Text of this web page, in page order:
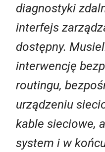
diagnostyki
interfejs
dostępny.
interwencję
routingu,
urządzeniu
kable sieciowe,
system i w